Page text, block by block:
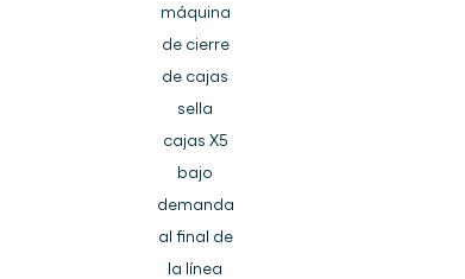
máquina
de cierre
de cajas
sella
cajas X5
bajo
demanda
al final de
la línea